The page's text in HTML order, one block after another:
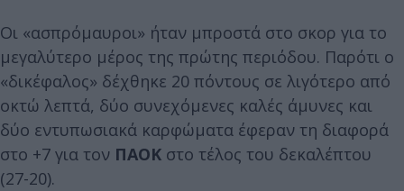
Οι «ασπρόμαυροι» ήταν μπροστά στο σκορ για το
μεγαλύτερο μέρος της πρώτης περιόδου. Παρότι ο
«δικέφαλος» δέχθηκε 20 πόντους σε λιγότερο από
οκτώ λεπτά, δύο συνεχόμενες καλές άμυνες και
δύο εντυπωσιακά καρφώματα έφεραν τη διαφορά
στο +7 για τον ΠΑΟΚ στο τέλος του δεκαλέπτου
(27-20).